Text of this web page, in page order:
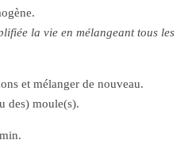
la vie en mélangeant tous les
et mélanger de nouveau.
des) moule(s).